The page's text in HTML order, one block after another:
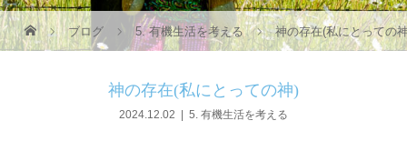
ブログ 5. 有機生活を考える 神の存在(私にとっての
神の存在(私にとっての神)
2024.12.02 5. 有機生活を考える